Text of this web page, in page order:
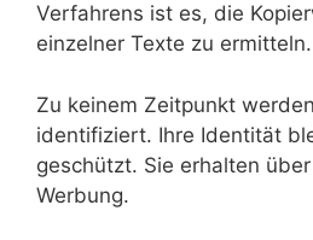
Verfahrens ist es, die
einzelner Texte zu ermitteln.
Zu keinem Zeitpunkt
identifiziert. Ihre Identität
geschützt. Sie erhalten
Werbung.